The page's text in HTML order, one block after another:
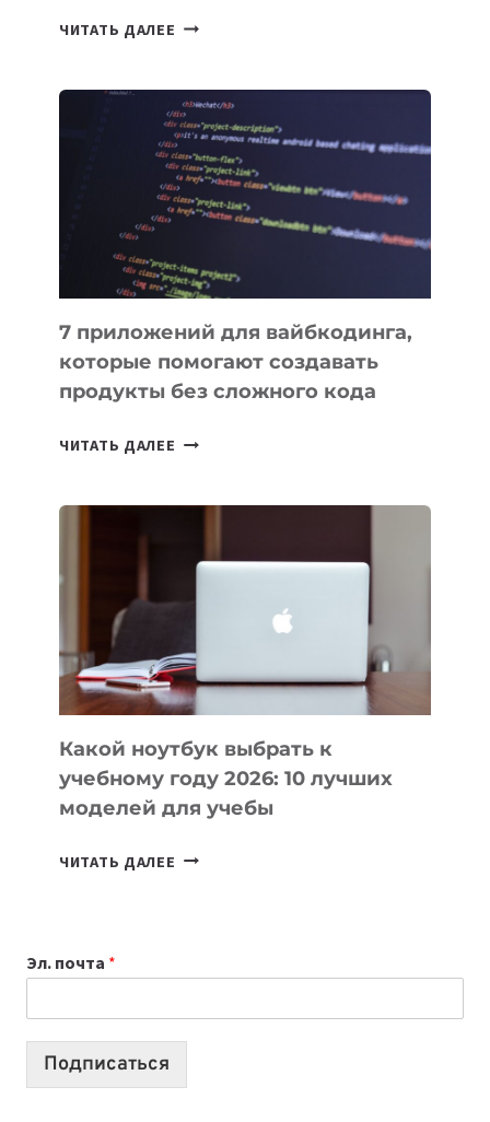
ЧИТАТЬ ДАЛЕЕ ТАСК-
ПОЛЕЗНЫХ
ИНСТРУМЕНТОВ
ДЛЯ
РАБОТЫ
7 приложений для вайбкодинга,
которые помогают создавать
продукты без сложного кода
ЧИТАТЬ ДАЛЕЕ
ПОМОГАЮТ
СОЗДАВАТЬ
БЕЗ
СЛОЖНОГО
КОДА
Какой ноутбук выбрать к
учебному году 2026: 10 лучших
моделей для учебы
ЧИТАТЬ ДАЛЕЕ КАКОЙ
2026:
10
Эл. почта *
Подписаться